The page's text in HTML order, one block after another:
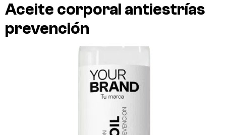
Aceite corporal antiestrías
prevención